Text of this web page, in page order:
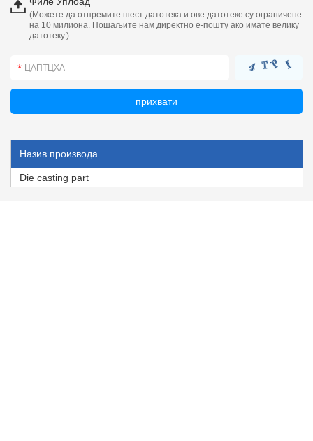
(Можете да отпремите шест датотека и ове датотеке су ограничене
на 10 милиона. Пошаљите нам директно е-пошту ако имате велику
датотеку.)
Назив производа
Die casting part